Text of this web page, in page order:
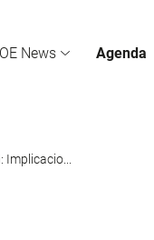
News Agenda